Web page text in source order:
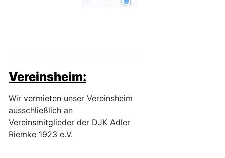
Vereinsheim:
Wir vermieten unser Vereinsheim
ausschließlich an
Vereinsmitglieder der DJK Adler
Riemke 1923 e.V.